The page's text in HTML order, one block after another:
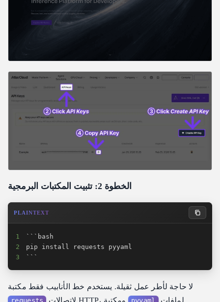
الخطوة 2: تثبيت المكتبات البرمجية
PLAINTEXT
1
2
3
```
لا حاجة لأطر عمل ثقيلة. يستخدم خط الأنابيب فقط مكتبة